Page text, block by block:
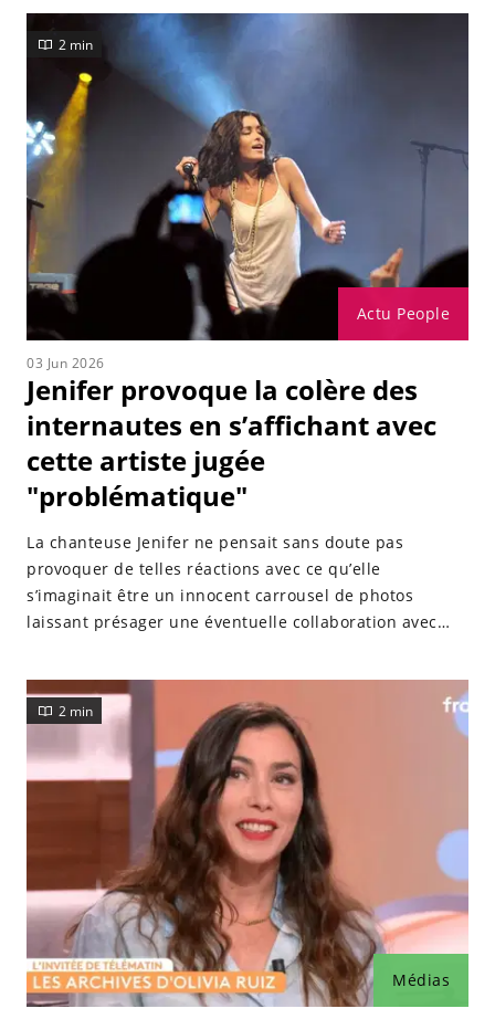
chanteuse autour de cet événement.
Actu People
2 min
03 Jun 2026
Jenifer provoque la colère des
internautes en s’affichant avec
cette artiste jugée
"problématique"
La chanteuse Jenifer ne pensait sans doute pas
provoquer de telles réactions avec ce qu’elle
s’imaginait être un innocent carrousel de photos
laissant présager une éventuelle collaboration avec
Médias
2 min